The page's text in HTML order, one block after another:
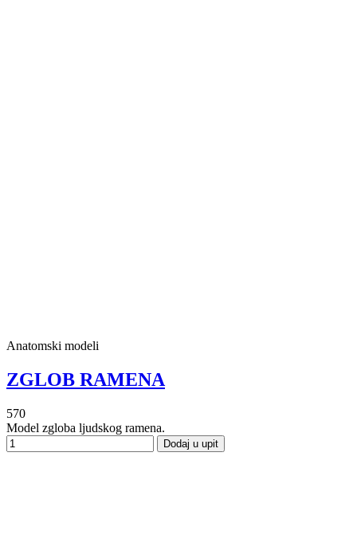
Anatomski modeli
ZGLOB RAMENA
570
Model zgloba ljudskog ramena.
Dodaj u upit